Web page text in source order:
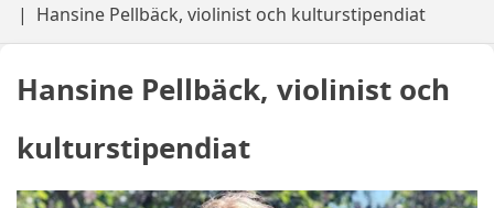
Hansine Pellbäck, violinist och kulturstipendiat
Hansine Pellbäck, violinist och
kulturstipendiat